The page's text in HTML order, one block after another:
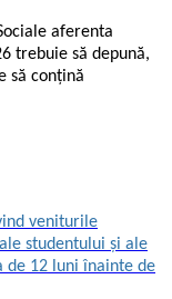
aferenta
trebuie să depună,
să conțină
veniturile
studentului și ale
de 12 luni înainte de